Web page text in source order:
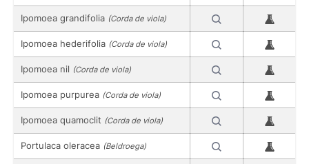
Ipomoea grandifolia (Corda de viola)
Ipomoea hederifolia (Corda de viola)
Ipomoea nil (Corda de viola)
Ipomoea purpurea (Corda de viola)
Ipomoea quamoclit (Corda de viola)
Portulaca oleracea (Beldroega)